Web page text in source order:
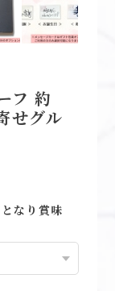
フ 約
せグル
なり賞味